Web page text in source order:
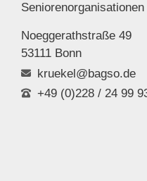
Seniorenor
Noeggerathstraße 49
53111 Bonn
kruekel@bagso.de
+49 (0)228 / 24 99